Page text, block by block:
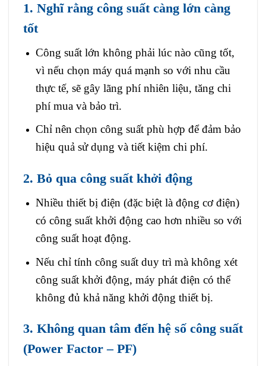
1. Nghĩ rằng công suất càng lớn càng
tốt
Công suất lớn không phải lúc nào cũng tốt,
vì nếu chọn máy quá mạnh so với nhu cầu
thực tế, sẽ gây lãng phí nhiên liệu, tăng chi
phí mua và bảo trì.
Chỉ nên chọn công suất phù hợp để đảm bảo
hiệu quả sử dụng và tiết kiệm chi phí.
2. Bỏ qua công suất khởi động
Nhiều thiết bị điện (đặc biệt là động cơ điện)
có công suất khởi động cao hơn nhiều so với
công suất hoạt động.
Nếu chỉ tính công suất duy trì mà không xét
công suất khởi động, máy phát điện có thể
không đủ khả năng khởi động thiết bị.
3. Không quan tâm đến hệ số công suất
(Power Factor – PF)